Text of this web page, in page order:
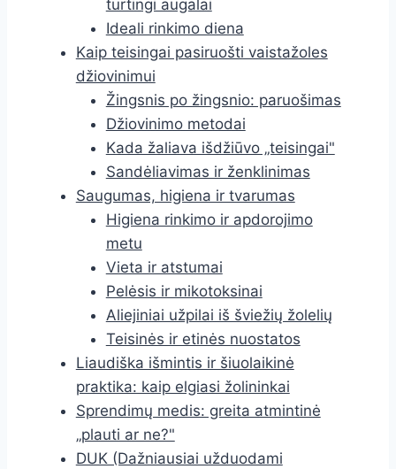
turtingi augalai
Ideali rinkimo diena
Kaip teisingai pasiruošti vaistažoles
džiovinimui
Žingsnis po žingsnio: paruošimas
Džiovinimo metodai
Kada žaliava išdžiūvo „teisingai"
Sandėliavimas ir ženklinimas
Saugumas, higiena ir tvarumas
Higiena rinkimo ir apdorojimo
metu
Vieta ir atstumai
Pelėsis ir mikotoksinai
Aliejiniai užpilai iš šviežių žolelių
Teisinės ir etinės nuostatos
Liaudiška išmintis ir šiuolaikinė
praktika: kaip elgiasi žolininkai
Sprendimų medis: greita atmintinė
„plauti ar ne?"
DUK (Dažniausiai užduodami